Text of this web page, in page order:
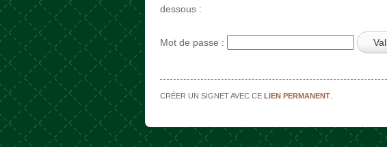
dessous :
Mot de passe :
CRÉER UN SIGNET AVEC CELIEN PERMANENT